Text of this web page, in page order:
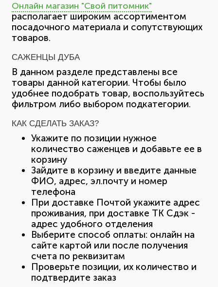
Онлайн магазин "Свой питомник"
располагает широким ассортиментом
посадочного материала и сопутствующих
товаров.
САЖЕНЦЫ ДУБА
В данном разделе представлены все
товары данной категории. Чтобы было
удобнее подобрать товар, воспользуйтесь
фильтром либо выбором подкатегории.
КАК СДЕЛАТЬ ЗАКАЗ?
Укажите по позиции нужное
количество саженцев и добавьте ее в
корзину
Зайдите в корзину и введите данные
ФИО, адрес, эл.почту и номер
телефона
При доставке Почтой укажите адрес
проживания, при доставке ТК Сдэк -
адрес удобного отделения
Выберите способ оплаты: онлайн на
сайте картой или после получения
счета по реквизитам
Проверьте позиции, их количество и
подтвердите заказ